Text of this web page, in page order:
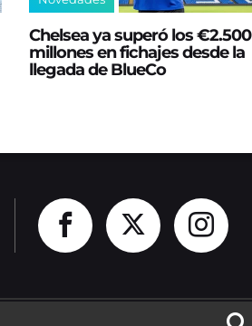
Chelsea ya superó los €2.500
millones en fichajes desde la
llegada de BlueCo